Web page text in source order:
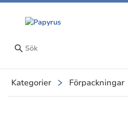
Kategorier Förpackningar